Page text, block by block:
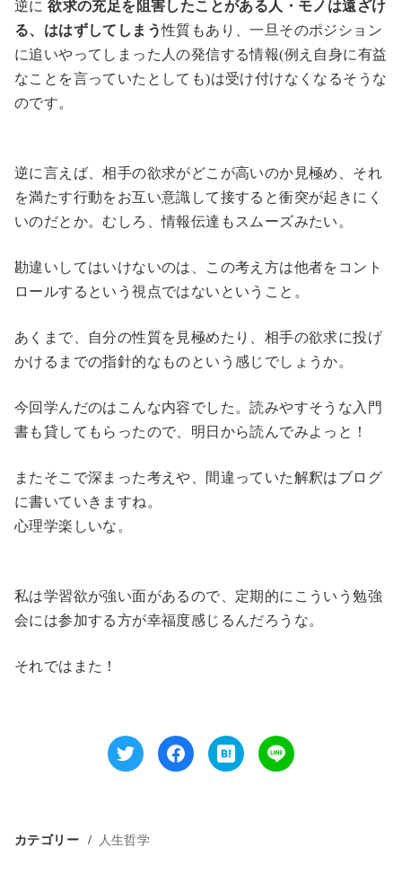
逆に欲求の充足を阻害したことがある人・モノは遠ざけ
る、ははずしてしまう性質もあり、一旦そのポジション
に追いやってしまった人の発信する情報(例え自身に有益
なことを言っていたとしても)は受け付けなくなるそうな
のです。
逆に言えば、相手の欲求がどこが高いのか見極め、それ
を満たす行動をお互い意識して接すると衝突が起きにく
いのだとか。むしろ、情報伝達もスムーズみたい。
勘違いしてはいけないのは、この考え方は他者をコント
ロールするという視点ではないということ。
あくまで、自分の性質を見極めたり、相手の欲求に投げ
かけるまでの指針的なものという感じでしょうか。
今回学んだのはこんな内容でした。読みやすそうな入門
書も貸してもらったので、明日から読んでみよっと！
またそこで深まった考えや、間違っていた解釈はブログ
に書いていきますね。
心理学楽しいな。
私は学習欲が強い面があるので、定期的にこういう勉強
会には参加する方が幸福度感じるんだろうな。
それではまた！
カテゴリー 人生哲学